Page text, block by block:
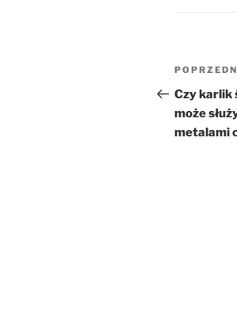
wpisu
Poprzedni
wpis
Czy karlik
może
metalami